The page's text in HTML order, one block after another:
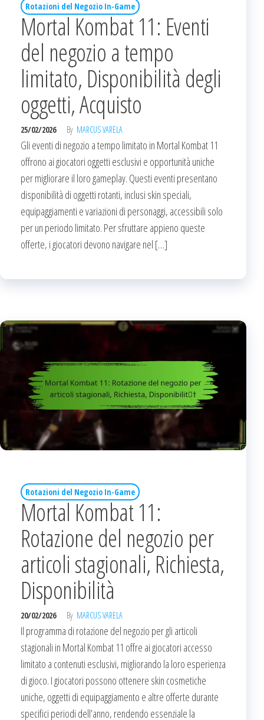
Rotazioni del Negozio In-Game
Mortal Kombat 11: Eventi
del negozio a tempo
limitato, Disponibilità degli
oggetti, Acquisto
25/02/2026 By MARCUS VARELA
Gli eventi di negozio a tempo limitato in Mortal Kombat 11
offrono ai giocatori oggetti esclusivi e opportunità uniche
per migliorare il loro gameplay. Questi eventi presentano
disponibilità di oggetti rotanti, inclusi skin speciali,
equipaggiamenti e variazioni di personaggi, accessibili solo
per un periodo limitato. Per sfruttare appieno queste
offerte, i giocatori devono navigare nel […]
Rotazioni del Negozio In-Game
Mortal Kombat 11:
Rotazione del negozio per
articoli stagionali, Richiesta,
Disponibilità
20/02/2026 By MARCUS VARELA
Il programma di rotazione del negozio per gli articoli
stagionali in Mortal Kombat 11 offre ai giocatori accesso
limitato a contenuti esclusivi, migliorando la loro esperienza
di gioco. I giocatori possono ottenere skin cosmetiche
uniche, oggetti di equipaggiamento e altre offerte durante
specifici periodi dell’anno, rendendo essenziale la